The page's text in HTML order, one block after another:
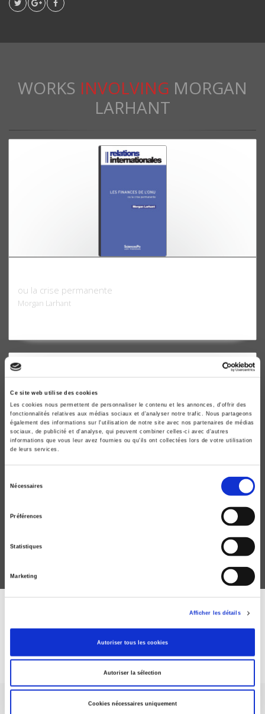
Ce site web utilise des cookies
Les cookies nous permettent de personnaliser le contenu et les annonces, d'offrir des
fonctionnalités relatives aux médias sociaux et d'analyser notre trafic. Nous partageons
également des informations sur l'utilisation de notre site avec nos partenaires de médias
sociaux, de publicité et d'analyse, qui peuvent combiner celles-ci avec d'autres
informations que vous leur avez fournies ou qu'ils ont collectées lors de votre utilisation
de leurs services.
Nécessaires
Préférences
Statistiques
Marketing
Afficher les détails
Autoriser tous les cookies
Autoriser la sélection
Cookies nécessaires uniquement
WORKS INVOLVING MORGAN
LARHANT
ou la crise permanente
Morgan Larhant
L'assemblée générale des Nations unies
Guillaume Devin, Franck Petiteville
DISCOVER OUR JOURNALS